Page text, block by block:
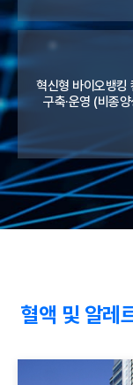
혁신형 바이오뱅킹 컨소시엄
구축·운영 (비종
혈액 및 알레